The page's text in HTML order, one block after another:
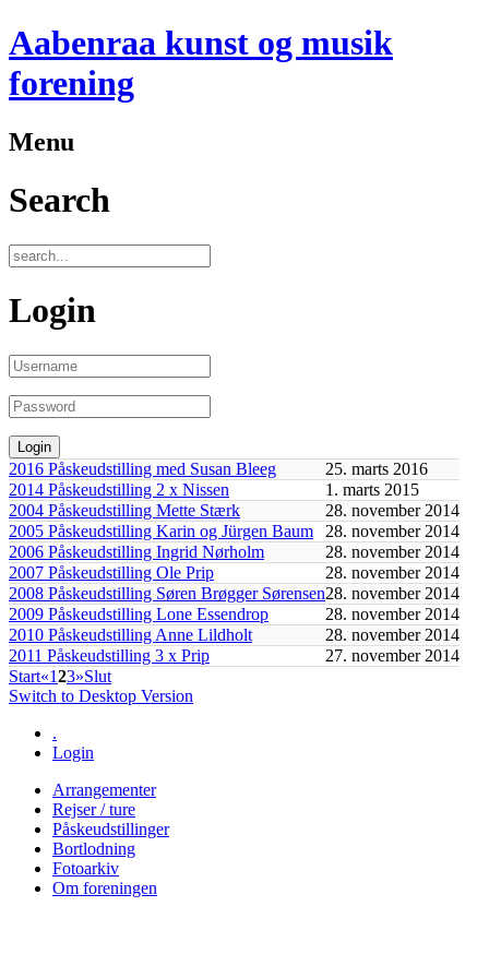
Aabenraa kunst og musik
forening
Menu
Search
Login
2016 Påskeudstilling med Susan Bleeg
25. marts 2016
2014 Påskeudstilling 2 x Nissen
1. marts 2015
2004 Påskeudstilling Mette Stærk
28. november 2014
2005 Påskeudstilling Karin og Jürgen Baum
28. november 2014
2006 Påskeudstilling Ingrid Nørholm
28. november 2014
2007 Påskeudstilling Ole Prip
28. november 2014
2008 Påskeudstilling Søren Brøgger Sørensen28. november 2014
2009 Påskeudstilling Lone Essendrop
28. november 2014
2010 Påskeudstilling Anne Lildholt
28. november 2014
2011 Påskeudstilling 3 x Prip
27. november 2014
Start«123»Slut
Switch to Desktop Version
.
Login
Arrangementer
Rejser / ture
Påskeudstillinger
Bortlodning
Fotoarkiv
Om foreningen